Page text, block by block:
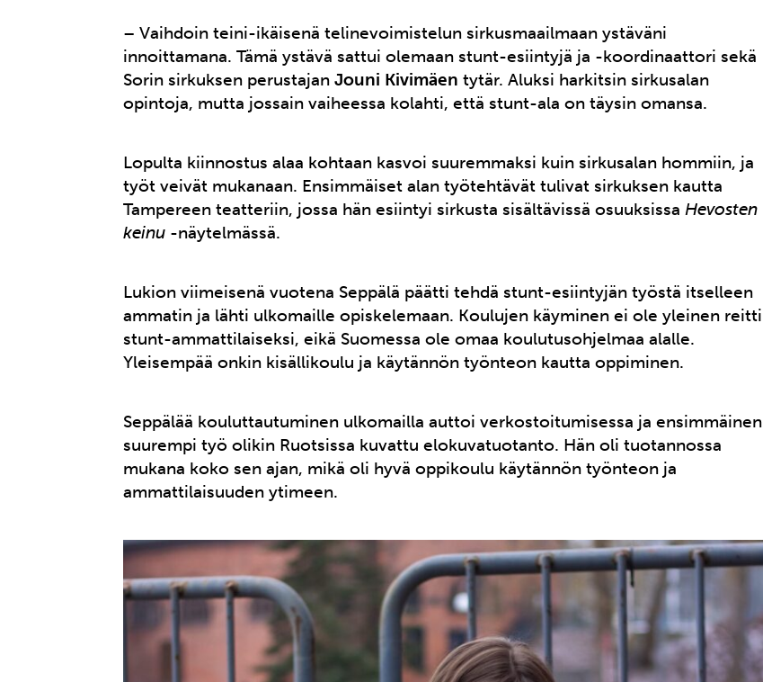
– Vaihdoin teini-ikäisenä telinevoimistelun sirkusmaailmaan ystäväni
innoittamana. Tämä ystävä sattui olemaan stunt-esiintyjä ja -koordinaattori sekä
Sorin sirkuksen perustajanJouni Kivimäentytär. Aluksi harkitsin sirkusalan
opintoja, mutta jossain vaiheessa kolahti, että stunt-ala on täysin omansa.
Lopulta kiinnostus alaa kohtaan kasvoi suuremmaksi kuin sirkusalan hommiin, ja
työt veivät mukanaan. Ensimmäiset alan työtehtävät tulivat sirkuksen kautta
Tampereen teatteriin, jossa hän esiintyi sirkusta sisältävissä osuuksissaHevosten
keinu -näytelmässä.
Lukion viimeisenä vuotena Seppälä päätti tehdä stunt-esiintyjän työstä itselleen
ammatin ja lähti ulkomaille opiskelemaan. Koulujen käyminen ei ole yleinen reitti
stunt-ammattilaiseksi, eikä Suomessa ole omaa koulutusohjelmaa alalle.
Yleisempää onkin kisällikoulu ja käytännön työnteon kautta oppiminen.
Seppälää kouluttautuminen ulkomailla auttoi verkostoitumisessa ja ensimmäinen
suurempi työ olikin Ruotsissa kuvattu elokuvatuotanto. Hän oli tuotannossa
mukana koko sen ajan, mikä oli hyvä oppikoulu käytännön työnteon ja
ammattilaisuuden ytimeen.